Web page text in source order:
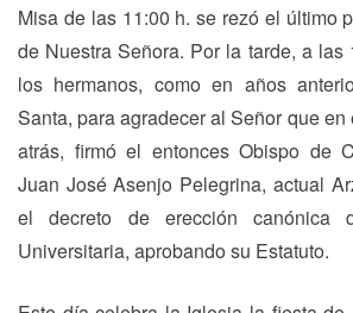
Misa de las 11:00 h. se rezó el último
de Nuestra Señora. Por la tarde, a las
los hermanos, como en años
Santa, para agradecer al Señor que
atrás, firmó el entonces Obispo de
Juan José Asenjo Pelegrina, actual
el decreto de erección canónica
Universitaria, aprobando su Estatuto.